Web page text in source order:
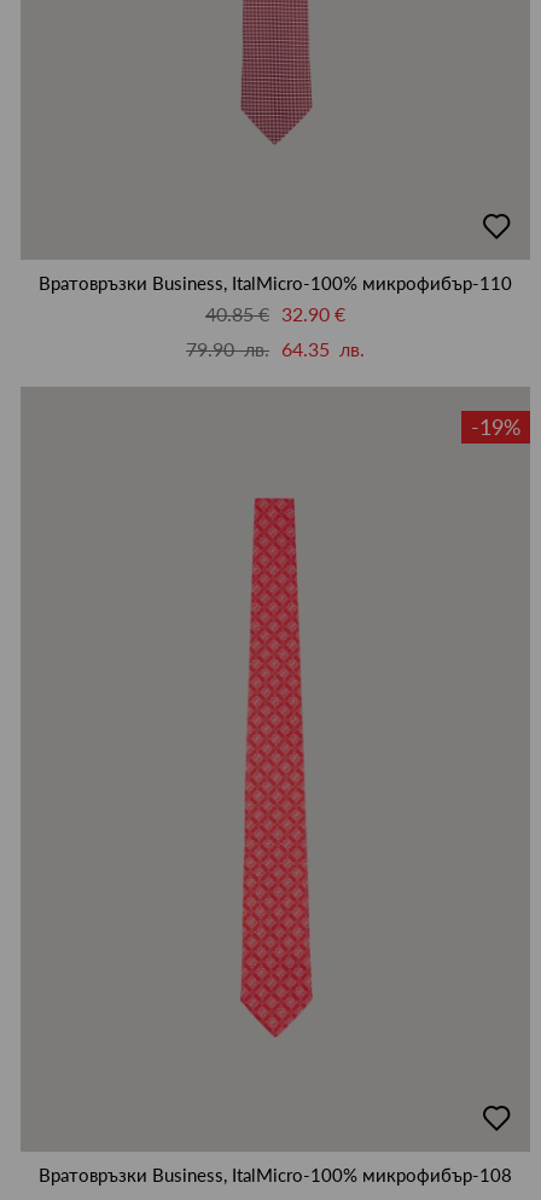
в
Вратовръзки Business, ItalMicro-100% микрофибър-110
40.85 € 32.90 €
79.90 лв. 64.35 лв.
-19%
в
Вратовръзки Business, ItalMicro-100% микрофибър-108